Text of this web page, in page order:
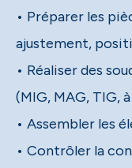
• Préparer les
ajustement,
• Réaliser des
(MIG, MAG, TIG,
• Assembler les
• Contrôler la